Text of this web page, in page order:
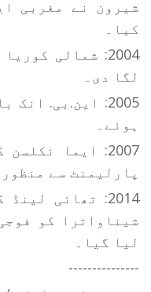
شیرون نے مغربی
کیا۔
2004: شمالی
لگا دی۔
2005: این.بی.
ہوئے۔
2007: ایما
پارلیمنٹ سے
2014: تھائی
شیناواترا کو
لیا گیا۔
---------------